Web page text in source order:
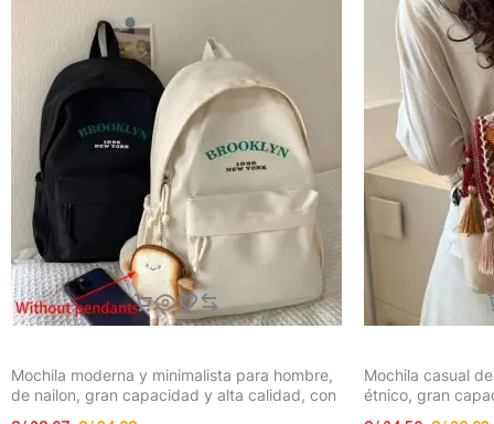
Mochila moderna y minimalista para hombre,
de nailon, gran capacidad y alta calidad, con
Mochila casual
étnico, gran